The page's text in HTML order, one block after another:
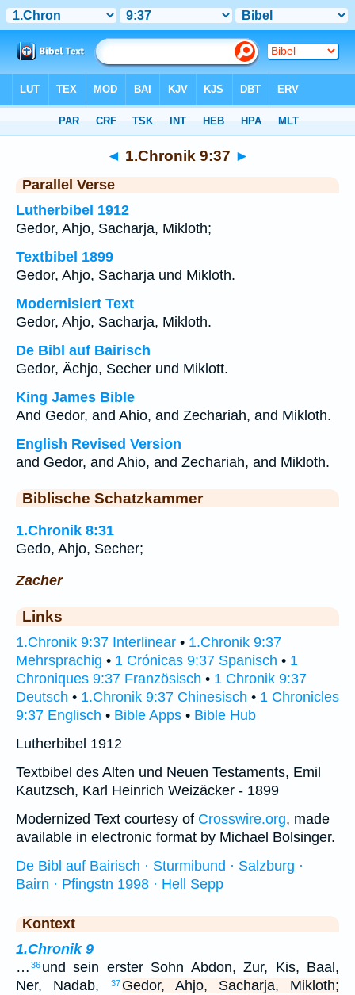
◄ 1.Chronik 9:37 ►
Parallel Verse
Lutherbibel 1912
Gedor, Ahjo, Sacharja, Mikloth;
Textbibel 1899
Gedor, Ahjo, Sacharja und Mikloth.
Modernisiert Text
Gedor, Ahjo, Sacharja, Mikloth.
De Bibl auf Bairisch
Gedor, Ächjo, Secher und Miklott.
King James Bible
And Gedor, and Ahio, and Zechariah, and Mikloth.
English Revised Version
and Gedor, and Ahio, and Zechariah, and Mikloth.
Biblische Schatzkammer
1.Chronik 8:31
Gedo, Ahjo, Secher;
Zacher
Links
1.Chronik 9:37 Interlinear • 1.Chronik 9:37
Mehrsprachig • 1 Crónicas 9:37 Spanisch • 1
Chroniques 9:37 Französisch • 1 Chronik 9:37
Deutsch • 1.Chronik 9:37 Chinesisch • 1 Chronicles
9:37 Englisch • Bible Apps • Bible Hub
Lutherbibel 1912
Textbibel des Alten und Neuen Testaments, Emil
Kautzsch, Karl Heinrich Weizäcker - 1899
Modernized Text courtesy of Crosswire.org, made
available in electronic format by Michael Bolsinger.
De Bibl auf Bairisch · Sturmibund · Salzburg ·
Bairn · Pfingstn 1998 · Hell Sepp
Kontext
1.Chronik 9
… 36 und sein erster Sohn Abdon, Zur, Kis, Baal,
Ner, Nadab,
37 Gedor, Ahjo, Sacharja, Mikloth;